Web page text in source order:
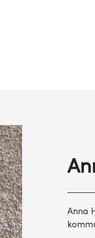
Anna